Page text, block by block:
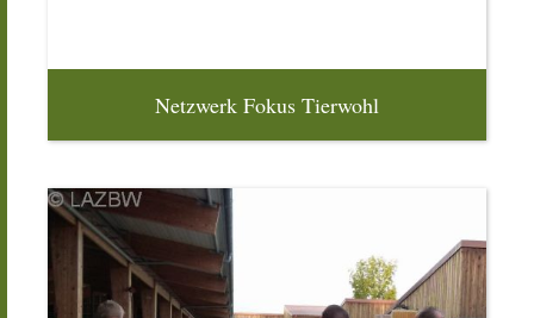
Netzwerk Fokus Tierwohl